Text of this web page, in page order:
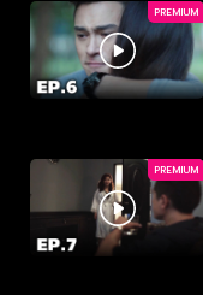
PREMIUM
PREMIUM